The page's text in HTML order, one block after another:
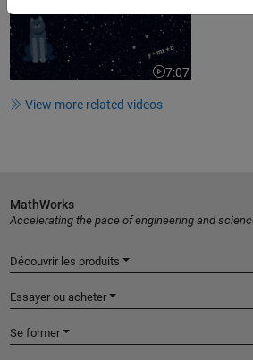
7:07
Video length is
View more related videos
MathWorks
Accelerating the pace of engineering and
Découvrir les produits
Essayer ou acheter
Se former